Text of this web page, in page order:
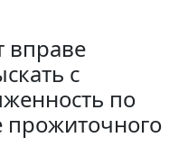
вправе
с
по
прожиточного